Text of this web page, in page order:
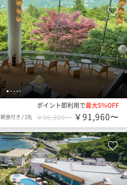
1 2 345
ポイント即利用で最大5％OFF
食付き /2名 ￥96,800〜 ￥91,960〜